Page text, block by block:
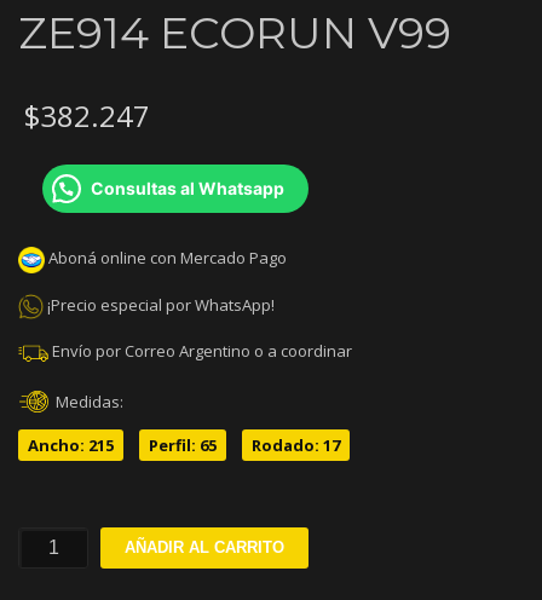
ZE914 ECORUN V99
$382.247
Consultas al Whatsapp
Aboná online con Mercado Pago
¡Precio especial por WhatsApp!
Envío por Correo Argentino o a coordinar
Medidas:
Ancho: 215
Perfil: 65 Rodado: 17
215/65R17
AÑADIR AL CARRITO